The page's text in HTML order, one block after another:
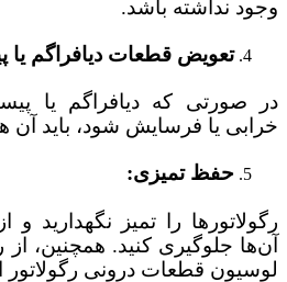
وجود نداشته باشد.
تعویض قطعات دیافراگم یا
در صورتی که دیافراگم یا
خرابی یا فرسایش شود، باید آن‌
حفظ تمیزی:
رگولاتورها را تمیز نگهدارید و
آن‌ها جلوگیری کنید. همچنین،
لوسیون قطعات درونی رگولاتور